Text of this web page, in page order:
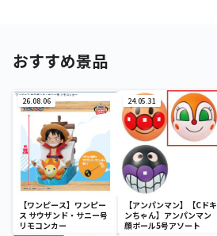
おすすめ景品
26.08.06
【ワンピース】ワンピー
ス サウザンド・サニー号
リモコンカー
24.05.31
【アンパンマン】【Cドキ
ンちゃん】アンパンマン
顔ボール5号アソート